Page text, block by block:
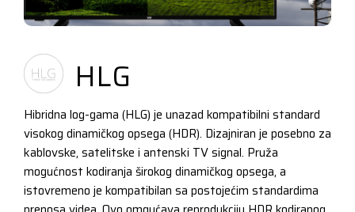
HLG
Hibridna log-gama (HLG) je unazad kompatibilni standard
visokog dinamičkog opsega (HDR). Dizajniran je posebno za
kablovske, satelitske i antenski TV signal. Pruža
mogućnost kodiranja širokog dinamičkog opsega, a
istovremeno je kompatibilan sa postojećim standardima